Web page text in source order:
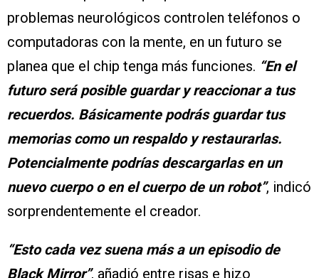
problemas neurológicos controlen teléfonos o
computadoras con la mente, en un futuro se
planea que el chip tenga más funciones. “En el
futuro será posible guardar y reaccionar a tus
recuerdos. Básicamente podrás guardar tus
memorias como un respaldo y restaurarlas.
Potencialmente podrías descargarlas en un
nuevo cuerpo o en el cuerpo de un robot”, indicó
sorprendentemente el creador.
“Esto cada vez suena más a un episodio de
Black Mirror”, añadió entre risas e hizo